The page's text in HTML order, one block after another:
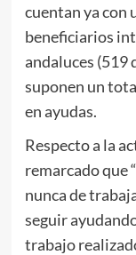
cuentan ya con
beneficiarios
andaluces (519
suponen un
en ayudas.
Respecto a la
remarcado que
nunca de
seguir
trabajo